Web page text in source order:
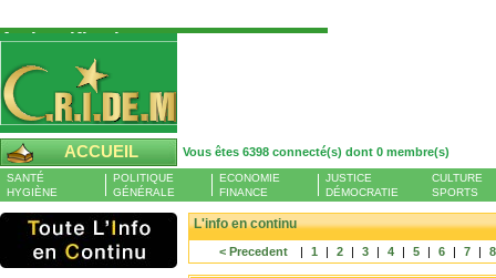
Authentification
Pour S'authentifier veuillez fournir votre
Pseudo et Mot de passer et cliquez sur : Se
connecter
Pseudo
Mot de passe
ACCUEIL Vous êtes 6398 connecté(s) dont 0 membre(s)
Liste des membres en ligne (0)
SANTÉ
HYGIÈNE
POLITIQUE
GÉNÉRALE
ECONOMIE
FINANCE
JUSTICE
DÉMOCRATIE
CULTURE
SPORTS
L'info en continu
< Precedent | 1 | 2 | 3 | 4 | 5 | 6 | 7 | 8